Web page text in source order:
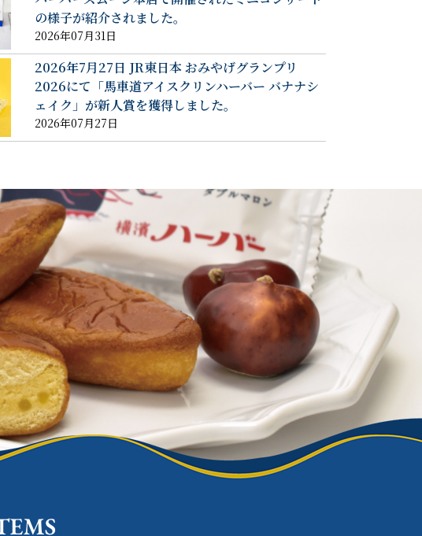
の様子が紹介されました。
2026年07月31日
2026年7月27日 JR東日本 おみやげグランプリ
2026にて「馬車道アイスクリンハーバー バナナシ
ェイク」が新人賞を獲得しました。
2026年07月27日